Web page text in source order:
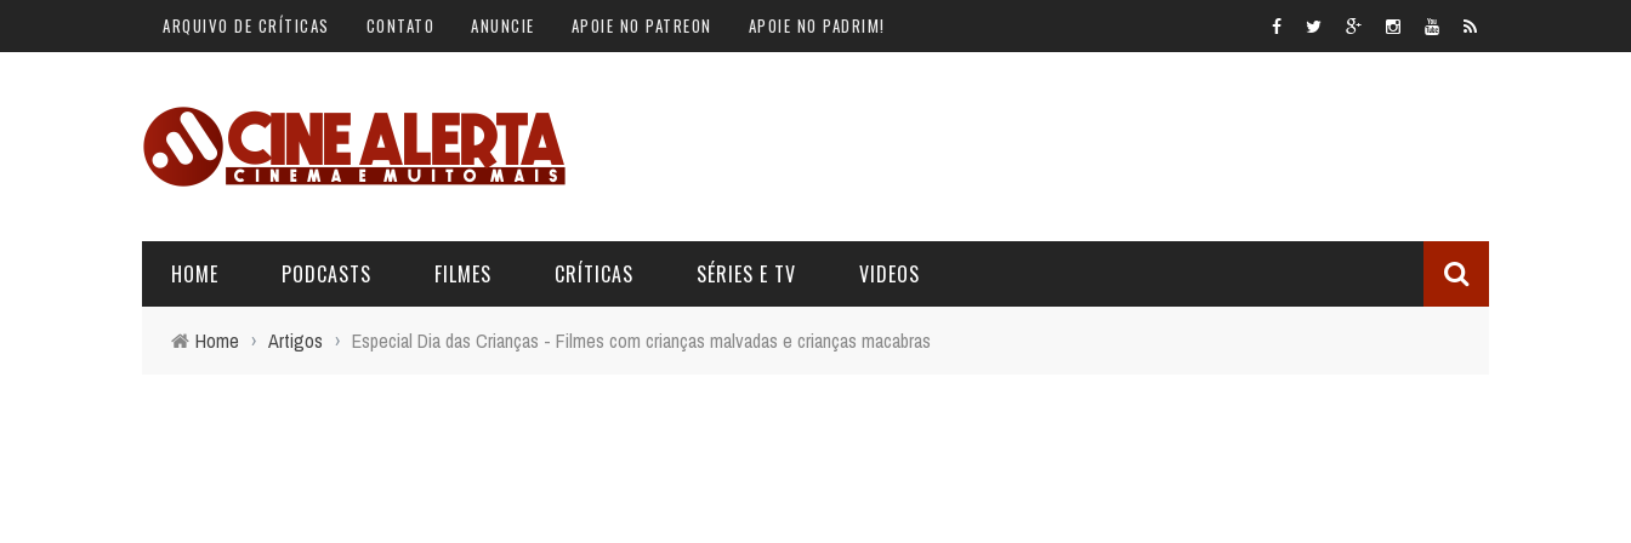
ARQUIVO DE CRÍTICAS CONTATO ANUNCIE APOIE NO PATREON APOIE NO PADRIM!
HOME PODCASTS FILMES CRÍTICAS SÉRIES E TV VIDEOS
Home › Artigos › Especial Dia das Crianças - Filmes com crianças malvadas e crianças macabras